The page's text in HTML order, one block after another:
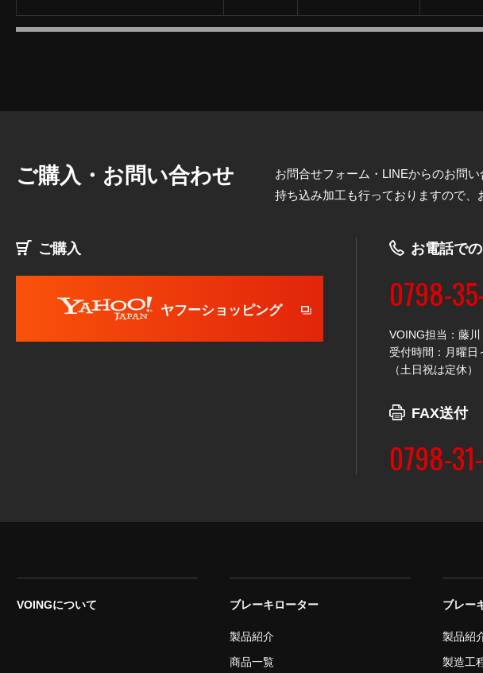
ご購入・お問い合わせ
お問合せフォーム・LINEからのお問い
持ち込み加工も行っておりますので、
ご購入
ヤフーショッピング
お電話で
0798-
VOING担当：藤川
受付時間：月曜日
（土日祝は定休）
FAX送付
0798-
VOINGについて ブレーキローター
製品紹介
商品一覧
ブレー
製品紹
製造工